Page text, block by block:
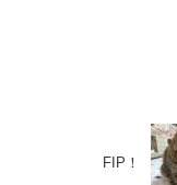
FIP！